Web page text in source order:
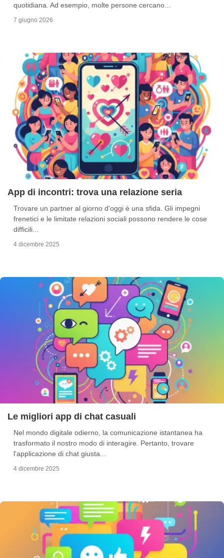
quotidiana. Ad esempio, molte persone cercano...
7 giugno 2026
App di incontri: trova una relazione seria
Trovare un partner al giorno d'oggi è una sfida. Gli impegni
frenetici e le limitate relazioni sociali possono rendere le cose
difficili...
4 dicembre 2025
Le migliori app di chat casuali
Nel mondo digitale odierno, la comunicazione istantanea ha
trasformato il nostro modo di interagire. Pertanto, trovare
l'applicazione di chat giusta...
4 dicembre 2025